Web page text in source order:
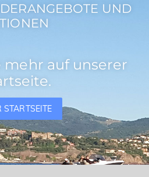
UND
mehr auf unserer
STARTSEITE